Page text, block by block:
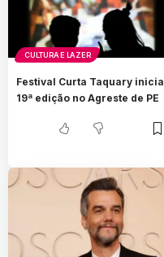
CULTURA E LAZER
Festival Curta Taquary inicia
19ª edição no Agreste de PE